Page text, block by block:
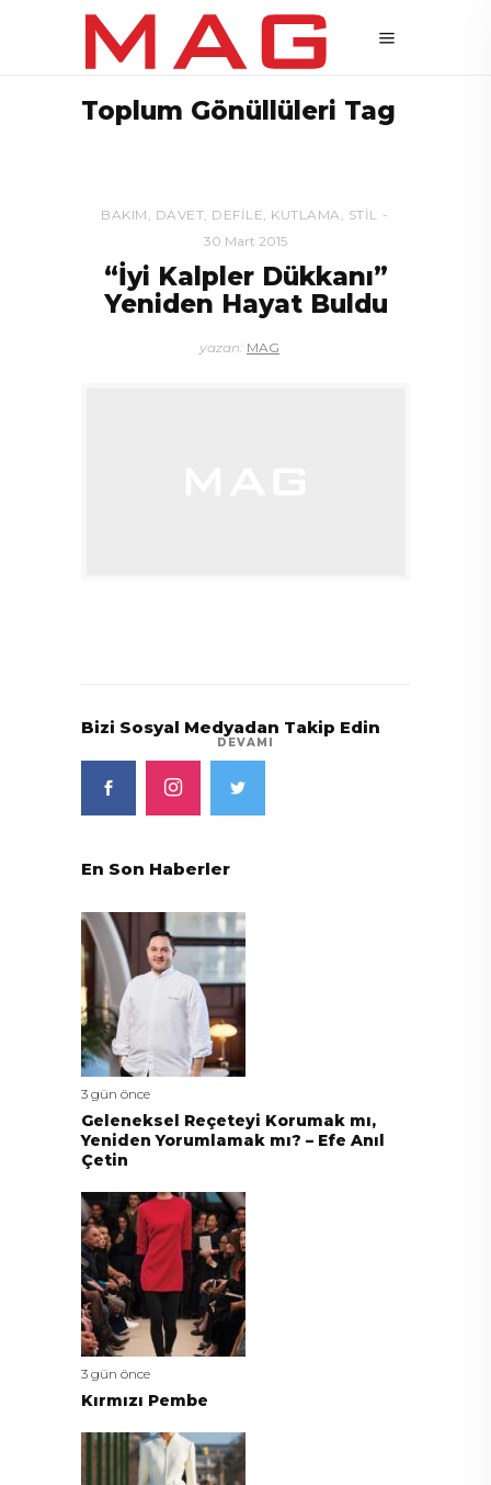
Toplum Gönüllüleri Tag
BAKIM , DAVET, DEFILE, KUTLAMA, STIL
30 Mart 2015
“İyi Kalpler Dükkanı”
Yeniden Hayat Buldu
yazan: MAG
DEVAMI
Bizi Sosyal Medyadan Takip Edin
En Son Haberler
3 gün önce
Geleneksel Reçeteyi Korumak mı,
Yeniden Yorumlamak mı? – Efe Anıl
Çetin
3 gün önce
Kırmızı Pembe